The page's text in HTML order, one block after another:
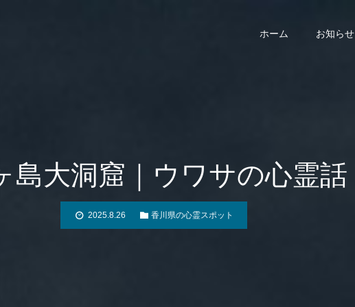
ホーム お知らせ
島大洞窟｜ウワサの心霊話
2025.8.26 香川県の心霊スポット